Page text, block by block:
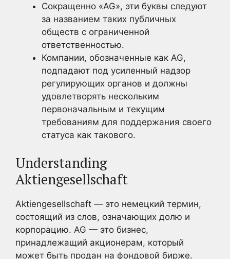
Сокращенно «AG», эти буквы следуют
за названием таких публичных
обществ с ограниченной
ответственностью.
Компании, обозначенные как AG,
подпадают под усиленный надзор
регулирующих органов и должны
удовлетворять нескольким
первоначальным и текущим
требованиям для поддержания своего
статуса как такового.
Understanding
Aktiengesellschaft
Aktiengesellschaft — это немецкий термин,
состоящий из слов, означающих долю и
корпорацию. AG — это бизнес,
принадлежащий акционерам, который
может быть продан на фондовой бирже.